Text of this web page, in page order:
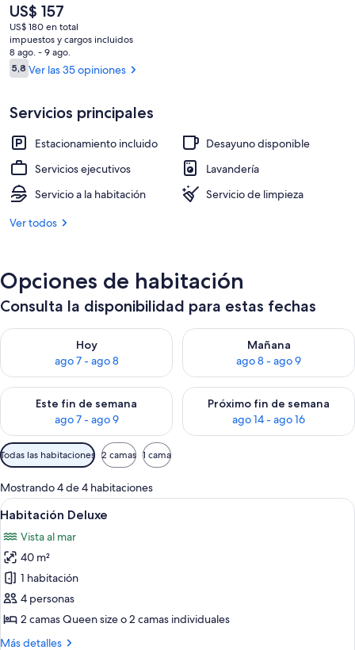
Vista desde la habitación
El
precio
actual
es
de
US$ 157
US$ 157
US$ 180 en total
impuestos y cargos incluidos
8 ago. - 9 ago.
Opiniones
5,85,8 de 10
Ver las 35 opiniones
Servicios principales
Estacionamiento incluido
Desayuno disponible
Servicios ejecutivos
Lavandería
Servicio a la habitación
Servicio de limpieza
Ver todos
Opciones de habitación
Consulta la disponibilidad para estas fechas
Hoy
ago 7 - ago 8
Consulta la disponibilidad para hoy ago 7 - ago 8
Mañana
ago 8 - ago 9
Consulta la disponibilidad
Este fin de semana
ago 7 - ago 9
Consulta la disponibilidad para este fin de semana ago 7 -
Próximo fin de semana
ago 14 - ago 16
Consulta la disponibilidad
Filtros
disponibles
para
las
habitaciones
Todas las habitaciones 2 camas 1 cama
Mostrando 4 de 4 habitaciones
Ver
todas
las
fotos
de
Habitación
Deluxe
Habitación de hotel con dos camas,
9
Habitación Deluxe
Vista al mar
40 m²
1 habitación
4 personas
2 camas Queen size o 2 camas individuales
Más detalles
Más